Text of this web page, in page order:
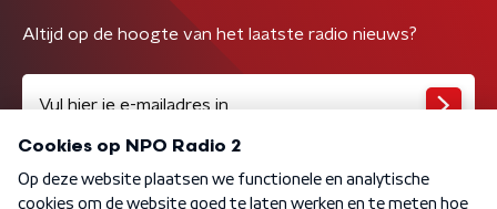
Altijd op de hoogte van het laatste radio nieuws?